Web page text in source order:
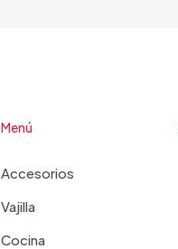
Menú
Accesorios
Vajilla
Cocina